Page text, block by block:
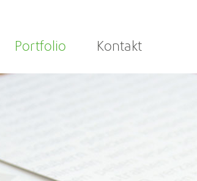
Portfolio Kontakt